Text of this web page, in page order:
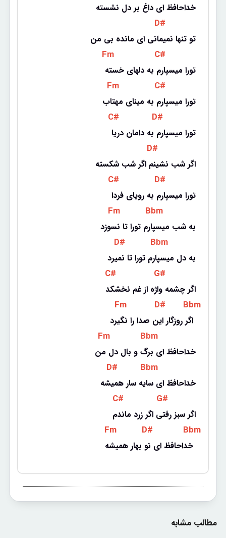
خداحافظ ای داغ بر دل نشسته
D#
تو تنها نمیمانی ای مانده بی من
Fm C#
تورا میسپارم به دلهای خسته
Fm C#
تورا میسپارم به مینای مهتاب
C# D#
تورا میسپارم به دامان دریا
D#
اگر شب نشینم اگر شب شکسته
C# D#
تورا میسپارم به رویای فردا
Fm Bbm
به شب میسپارم تورا تا نسوزد
D# Bbm
به دل میسپارم تورا تا نمیرد
C# G#
اگر چشمه واژه از غم نخشکد
Fm D# Bbm
اگر روزگار این صدا را نگیرد
Fm Bbm
خداحافظ ای برگ و بال دل من
D# Bbm
خداحافظ ای سایه سار همیشه
C# G#
اگر سبز رفتی اگر زرد ماندم
Fm D# Bbm
خداحافظ ای نو بهار همیشه
مطالب مشابه